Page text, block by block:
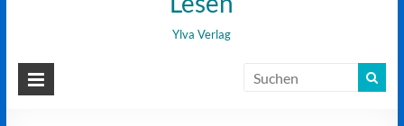
Ylva Verlag